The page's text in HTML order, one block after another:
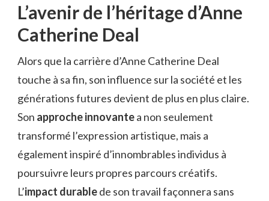
L’avenir de l’héritage d’Anne
Catherine Deal
Alors que la carrière d’Anne Catherine Deal
touche à sa fin, son influence sur la société et les
générations futures devient de plus en plus claire.
Son approche innovantea non seulement
transformé l’expression artistique, mais a
également inspiré d’innombrables individus à
poursuivre leurs propres parcours créatifs.
L’impact durablede son travail façonnera sans